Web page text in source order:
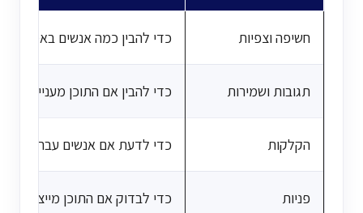
חשיפה וצפיות כדי להבין כמה אנשים באמת
תגובות ושמירות כדי להבין אם התוכן מעניין,
הקלקות כדי לדעת אם אנשים עברו
פניות כדי לבדוק אם התוכן מייצר